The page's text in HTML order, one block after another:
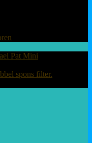
Pat Mini
spons filter.